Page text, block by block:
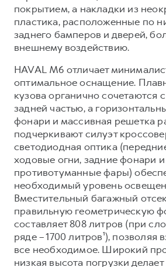
Коллекция Базовая
Коллекция Детская
покрытием, а накладки из
пластика, расположенные по
заднего бамперов и дверей,
внешнему воздействию.
HAVAL M6 отличает
оптимальное оснащение.
кузова органично сочетаются
задней частью, а
фонари и массивная решетка
подчеркивают силуэт
светодиодная оптика
ходовые огни, задние фонари и
противотуманные фары)
необходимый уровень
Вместительный багажный
правильную геометрическую
составляет 808 литров (при
ряде – 1700 литров¹), позволяя
все необходимое. Широкий
низкая высота погрузки